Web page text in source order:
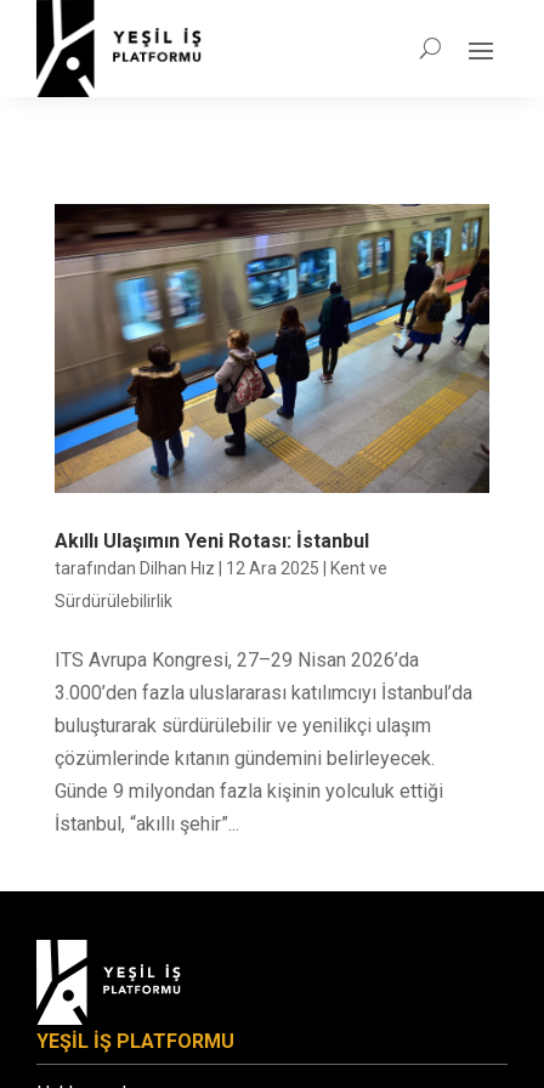
Akıllı Ulaşımın Yeni Rotası: İstanbul
tarafından Dilhan Hız 12 Ara 2025
Kent ve
Sürdürülebilirlik
ITS Avrupa Kongresi, 27–29 Nisan 2026’da
3.000’den fazla uluslararası katılımcıyı İstanbul’da
buluşturarak sürdürülebilir ve yenilikçi ulaşım
çözümlerinde kıtanın gündemini belirleyecek.
Günde 9 milyondan fazla kişinin yolculuk ettiği
İstanbul, “akıllı şehir”...
YEŞİL İŞ PLATFORMU